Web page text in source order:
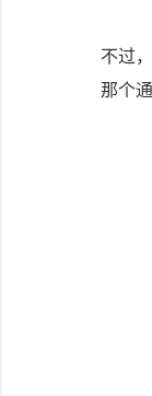
不过
那个